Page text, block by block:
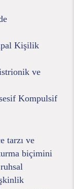
Kişilik
ve
Kompulsif
tarzı ve
biçimini